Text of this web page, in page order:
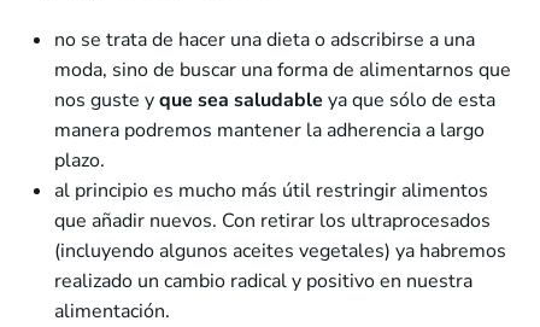
no se trata de hacer una dieta o adscribirse a una
moda, sino de buscar una forma de alimentarnos que
nos guste yque sea saludable ya que sólo de esta
manera podremos mantener la adherencia a largo
plazo.
al principio es mucho más útil restringir alimentos
que añadir nuevos. Con retirar los ultraprocesados
(incluyendo algunos aceites vegetales) ya habremos
realizado un cambio radical y positivo en nuestra
alimentación.